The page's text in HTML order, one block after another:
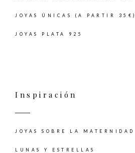
JOYAS ÚNICAS (A PARTIR 35€)
JOYAS PLATA 925
Inspiración
JOYAS SOBRE LA MATERNIDAD
LUNAS Y ESTRELLAS